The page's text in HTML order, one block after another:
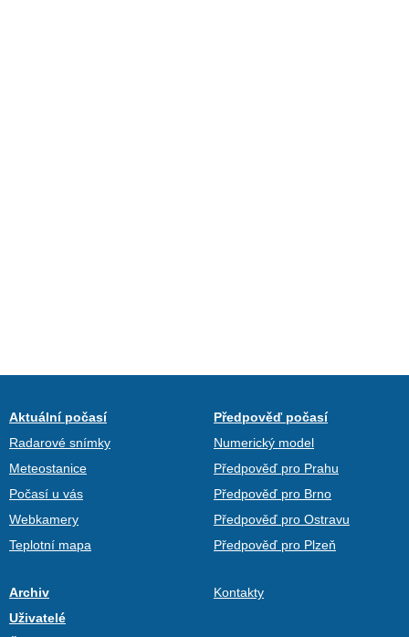
Aktuální počasí
Radarové snímky
Meteostanice
Počasí u vás
Webkamery
Teplotní mapa
Předpověď počasí
Numerický model
Předpověď pro Prahu
Předpověď pro Brno
Předpověď pro Ostravu
Předpověď pro Plzeň
Archiv
Uživatelé
Kontakty